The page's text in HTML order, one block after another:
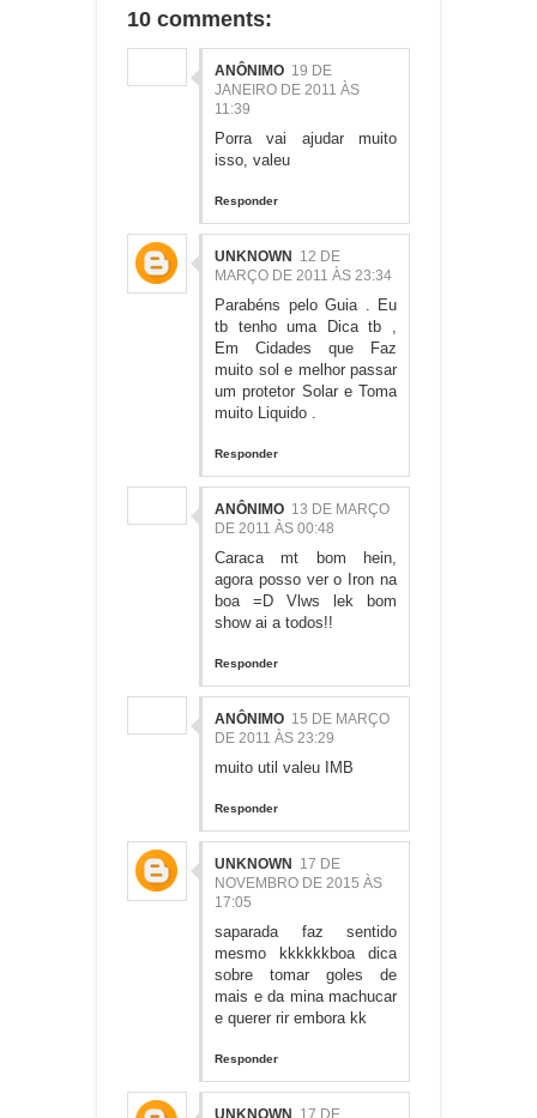
10 comments:
ANÔNIMO 19 DE
JANEIRO DE 2011 ÀS
11:39
Porra vai ajudar muito
isso, valeu
Responder
UNKNOWN 12 DE
MARÇO DE 2011 ÀS 23:34
Parabéns pelo Guia . Eu
tb tenho uma Dica tb ,
Em Cidades que Faz
muito sol e melhor passar
um protetor Solar e Toma
muito Liquido .
Responder
ANÔNIMO 13 DE MARÇO
DE 2011 ÀS 00:48
Caraca mt bom hein,
agora posso ver o Iron na
boa =D Vlws lek bom
show ai a todos!!
Responder
ANÔNIMO 15 DE MARÇO
DE 2011 ÀS 23:29
muito util valeu IMB
Responder
UNKNOWN 17 DE
NOVEMBRO DE 2015 ÀS
17:05
saparada faz sentido
mesmo kkkkkkboa dica
sobre tomar goles de
mais e da mina machucar
e querer rir embora kk
Responder
UNKNOWN 17 DE